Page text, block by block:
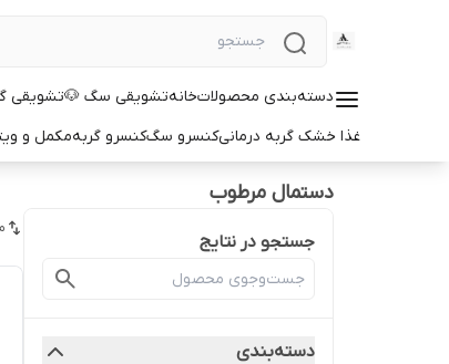
دسته‌بندی محصولاتخانهتشویقی سگ 🐶تشویقی
غذا خشک گربه درمانیکنسرو سگکنسرو گربهمکمل و
دستمال مرطوب
جستجو در نتایج
دسته‌بندی